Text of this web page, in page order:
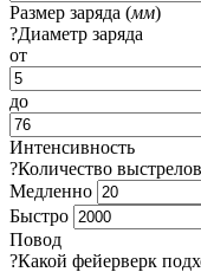
Размер заряда (мм)
?Диаметр заряда
от
до
Интенсивность
?Количество
Медленно
Быстро
Повод
?Какой фейерверк